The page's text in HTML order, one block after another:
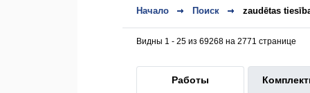
Начало Поиск zaudētas
Видны 1 - 25 из 69268 на 2771 странице
Работы